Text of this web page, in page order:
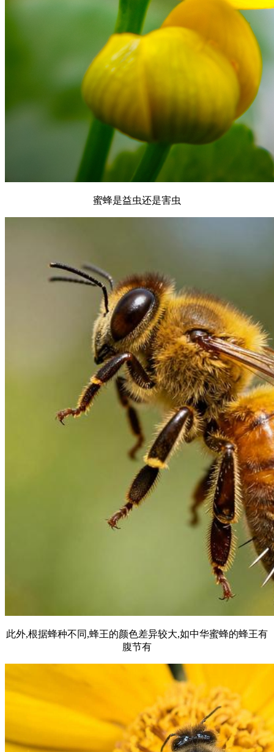
蜜蜂是益虫还是害虫
此外,根据蜂种不同,蜂王的颜色差异较大,如中华蜜蜂的蜂王有
腹节有